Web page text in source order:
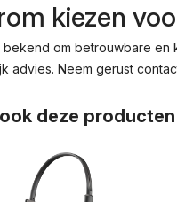
kiezen
bekend om betrouwbare
advies. Neem gerust
deze producten